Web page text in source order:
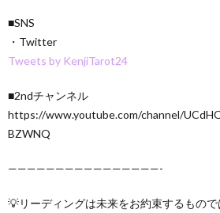
■SNS
・Twitter
Tweets by KenjiTarot24
■2ndチャンネル
https://www.youtube.com/channel/
BZWNQ
————————————————-
💡リーディングは未来をお約束するもので